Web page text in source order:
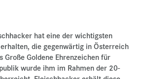
hat eine der wichtigsten
die gegenwärtig in Österreich
Große Goldene Ehrenzeichen für
wurde ihm im Rahmen der 20-